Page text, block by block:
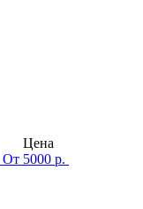
Цена
От 5000 р.